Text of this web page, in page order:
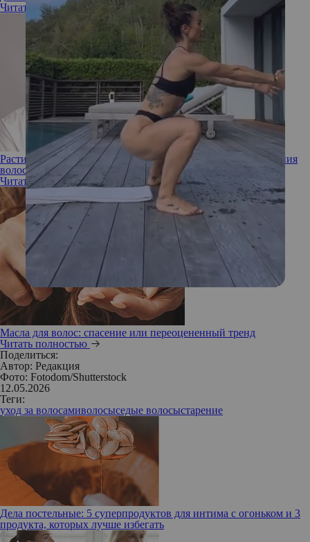
Читать полностью
Расти, коса: 5 косметологических процедур против выпадения
волос
Читать полностью
Масла для волос: спасение или переоцененный тренд
Читать полностью
Поделиться:
Автор: Редакция
Фото: Fotodom/Shutterstock
12.05.2026
Теги:
уход за волосамиволосыседые волосыстарение
Дела постельные: 5 суперпродуктов для интима с огоньком и 3
продукта, которых лучше избегать